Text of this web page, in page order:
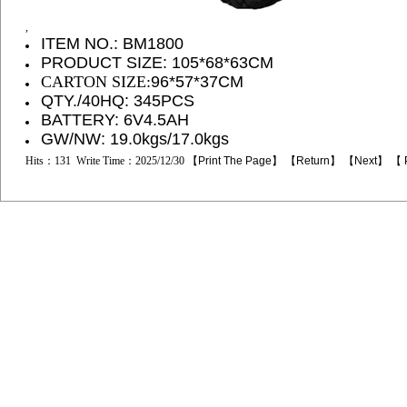
,
ITEM NO.: BM1800
PRODUCT SIZE: 105*68*63CM
CARTON SIZE:96*57*37CM
QTY./40HQ: 345PCS
BATTERY: 6V4.5AH
GW/NW: 19.0kgs/17.0kgs
Hits：131 Write Time：2025/12/30 【 Print The Page 】 【 Return 】 【 Next】 【